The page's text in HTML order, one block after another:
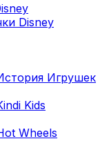
Disney
Игрушек
Kids
Wheels